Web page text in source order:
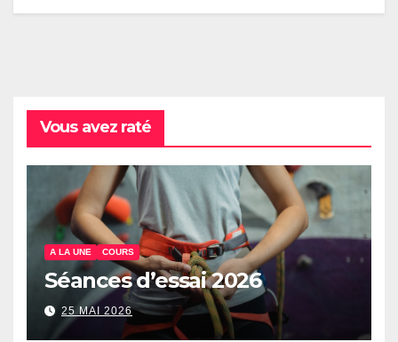
Vous avez raté
A LA UNE COURS
Séances d’essai 2026
25 MAI 2026